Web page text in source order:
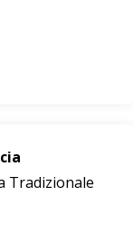
Tradizionale